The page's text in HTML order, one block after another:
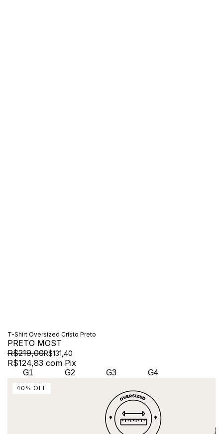
T-Shirt Oversized Cristo Preto
PRETO MOST
R$219,00R$131,40
R$124,83 com Pix
G1 G2 G3 G4
40 % OFF